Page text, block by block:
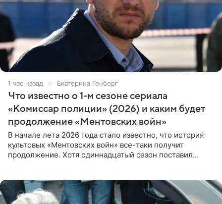
1 час назад Екатерина Генберг
Что известно о 1-м сезоне сериала
«Комиссар полиции» (2026) и каким будет
продолжение «Ментовских войн»
В начале лета 2026 года стало известно, что история
культовых «Ментовских войн» все-таки получит
продолжение. Хотя одиннадцатый сезон поставил